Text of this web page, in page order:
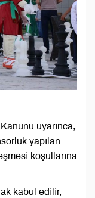
uyarınca,
yapılan
koşullarına
kabul edilir,